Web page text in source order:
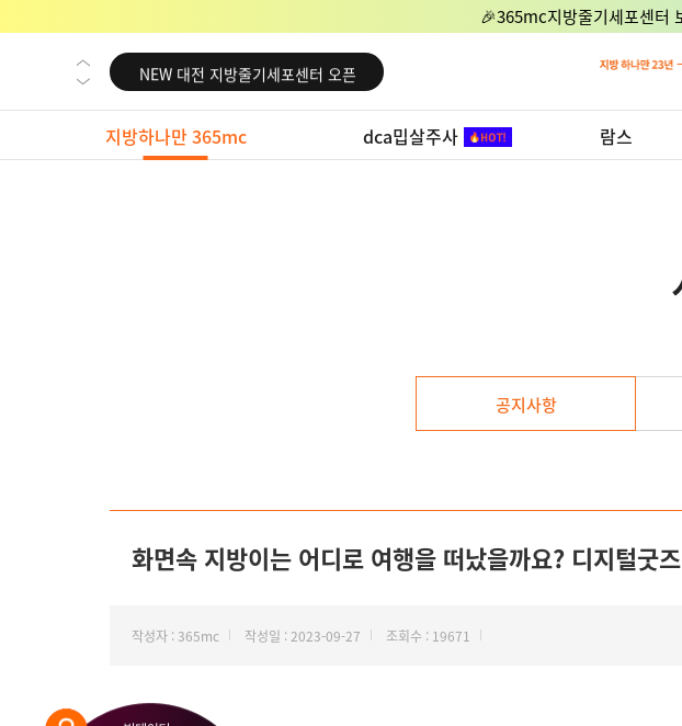
🎉365mc지방줄기세포센터
NEW 교대 지방줄기세포센터 오픈
NEW 대전 지방줄기세포센터 오픈
NEW 노원 지방줄기세포센터 오픈
NEW 미국 LA점 오픈
지방하나만 365mc dca밉살주사 람스
공지사항
화면속 지방이는 어디로 여행을 떠났을까요? 디지털
작성자 : 365mc 작성일 : 2023-09-27 조회수 : 19671